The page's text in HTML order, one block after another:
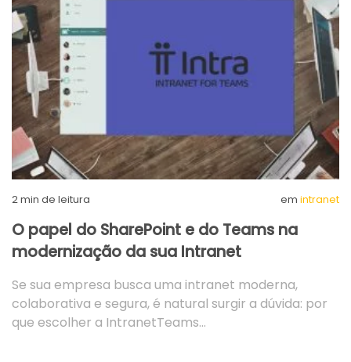
2min de leitura em intranet
O papel do SharePoint e do Teams na
modernização da sua Intranet
Se sua empresa busca uma intranet moderna,
colaborativa e segura, é natural surgir a dúvida: por
que escolher a IntranetTeams…